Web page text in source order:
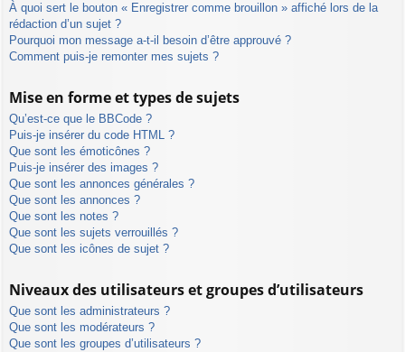
À quoi sert le bouton « Enregistrer comme brouillon » affiché lors de la
rédaction d’un sujet ?
Pourquoi mon message a-t-il besoin d’être approuvé ?
Comment puis-je remonter mes sujets ?
Mise en forme et types de sujets
Qu’est-ce que le BBCode ?
Puis-je insérer du code HTML ?
Que sont les émoticônes ?
Puis-je insérer des images ?
Que sont les annonces générales ?
Que sont les annonces ?
Que sont les notes ?
Que sont les sujets verrouillés ?
Que sont les icônes de sujet ?
Niveaux des utilisateurs et groupes d’utilisateurs
Que sont les administrateurs ?
Que sont les modérateurs ?
Que sont les groupes d’utilisateurs ?